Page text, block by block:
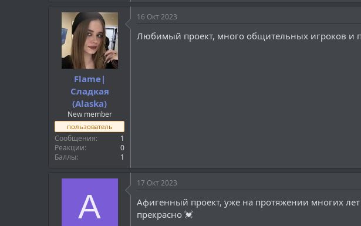
Flame|
Сладкая
(Alaska)
New member
пользователь
Сообщения
1
Реакции
0
Баллы
1
16 Окт 2023
Любимый проект, много общительных игроков и
A
17 Окт 2023
Афигенный проект, уже на протяжении многих
прекрасно 💓